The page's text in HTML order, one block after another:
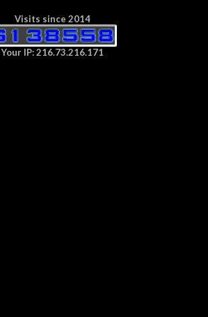
Visits since 2014
Your IP: 216.73.216.171